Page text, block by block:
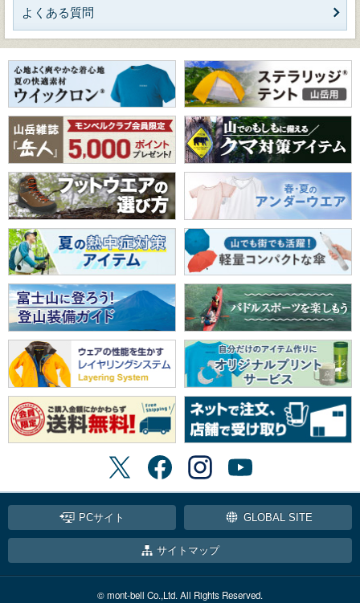
よくある質問
PCサイト GLOBAL SITE
サイトマップ
© mont-bell Co.,Ltd. All Rights Reserved.